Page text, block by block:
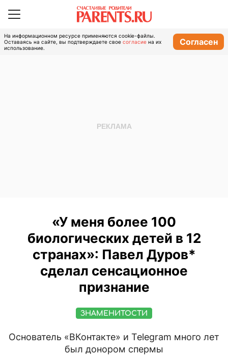
На информационном ресурсе применяются cookie-файлы.
Оставаясь на сайте, вы подтверждаете свое согласие на их
использование.
Согласен
«У меня более 100
биологических детей в 12
странах»: Павел Дуров*
сделал сенсационное
признание
ЗНАМЕНИТОСТИ
Основатель «ВКонтакте» и Telegram много лет
был донором спермы